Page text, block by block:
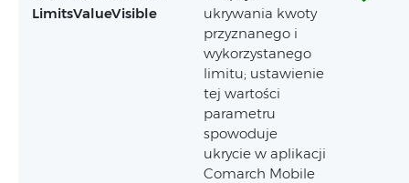
LimitsValueVisible
ukrywania kwoty
przyznanego i
wykorzystanego
limitu; ustawienie
tej wartości
parametru
spowoduje
ukrycie w aplikacji
Comarch Mobile